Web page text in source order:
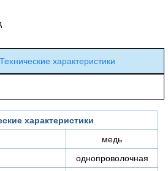
Технические характеристики
характеристики
медь
однопроволочная